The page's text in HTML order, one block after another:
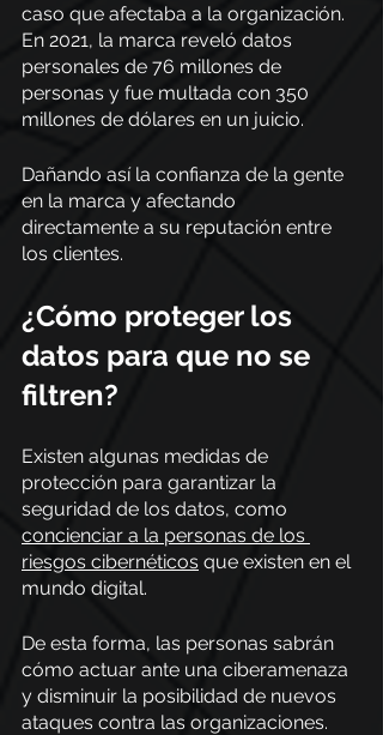
caso que afectaba a la organización.
En 2021, la marca reveló datos
personales de 76 millones de
personas y fue multada con 350
millones de dólares en un juicio.
Dañando así la confianza de la gente
en la marca y afectando
directamente a su reputación entre
los clientes.
¿Cómo proteger los
datos para que no se
filtren?
Existen algunas medidas de
protección para garantizar la
seguridad de los datos, como
concienciar a la personas de los
riesgos cibernéticos que existen en el
mundo digital.
De esta forma, las personas sabrán
cómo actuar ante una ciberamenaza
y disminuir la posibilidad de nuevos
ataques contra las organizaciones.